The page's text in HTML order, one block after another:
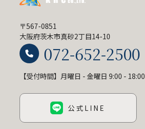
〒567-0851
大阪府茨木市真砂2丁目14-10
072-652-2500
【受付時間】月曜日 - 金曜日 9:00 - 18:00
公式LINE